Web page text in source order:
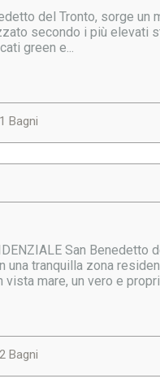
del Tronto, sorge
secondo i più elevati
green e...
1 Bagni
San
tranquilla zona
mare, un vero e
2 Bagni